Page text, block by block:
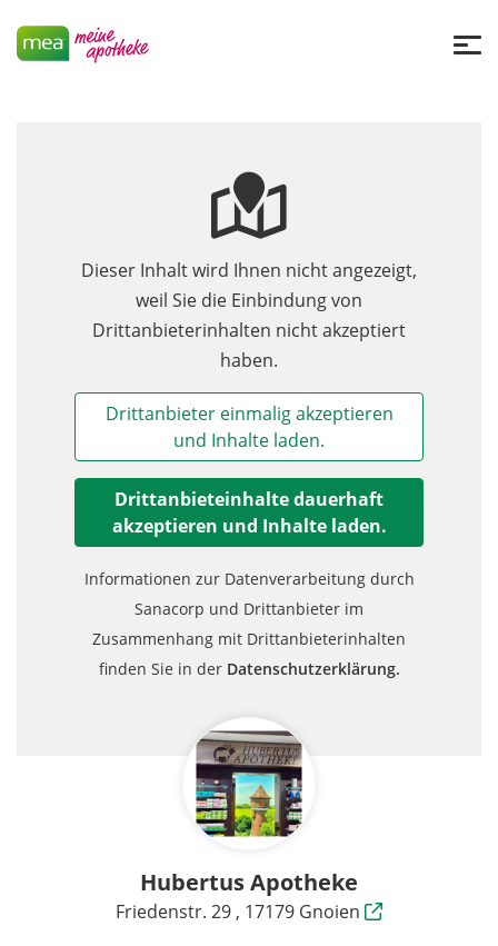
Dieser Inhalt wird Ihnen nicht angezeigt,
weil Sie die Einbindung von
Drittanbieterinhalten nicht akzeptiert
haben.
Drittanbieter einmalig akzeptieren
und Inhalte laden.
Drittanbieteinhalte dauerhaft
akzeptieren und Inhalte laden.
Informationen zur Datenverarbeitung durch
Sanacorp und Drittanbieter im
Zusammenhang mit Drittanbieterinhalten
finden Sie in der Datenschutzerklärung.
Hubertus Apotheke
Friedenstr. 29 , 17179 Gnoien